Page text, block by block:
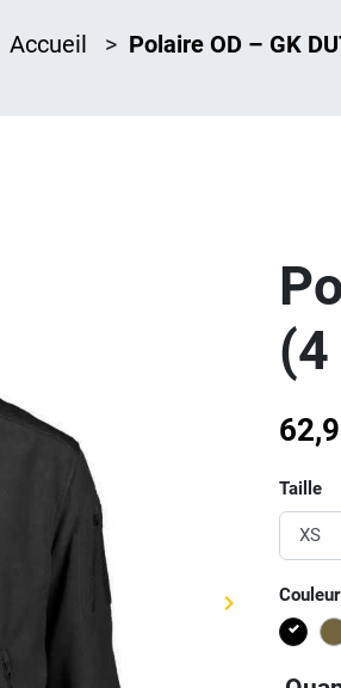
Accueil > Polaire OD – GK
Suivant
keyboard_arrow_right
Taille
Couleur
Noir